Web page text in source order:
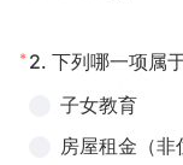
* 2. 下列哪一项属
子女教育
房屋租金（非